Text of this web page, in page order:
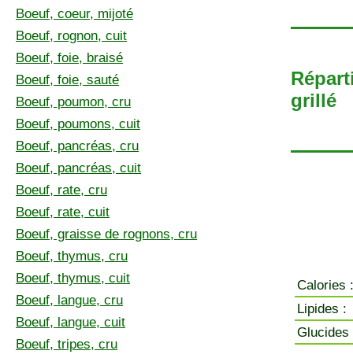
Boeuf, coeur, mijoté
Boeuf, rognon, cuit
Boeuf, foie, braisé
Boeuf, foie, sauté
Boeuf, poumon, cru
Boeuf, poumons, cuit
Boeuf, pancréas, cru
Boeuf, pancréas, cuit
Boeuf, rate, cru
Boeuf, rate, cuit
Boeuf, graisse de rognons, cru
Boeuf, thymus, cru
Boeuf, thymus, cuit
Boeuf, langue, cru
Boeuf, langue, cuit
Boeuf, tripes, cru
grillé
Calories :
Lipides :
Glucides